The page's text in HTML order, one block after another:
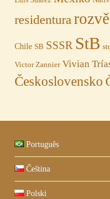
residentura
Chile SB SSSR StB
Victor Zannier Vivian
Československo
Português
Čeština
Polski